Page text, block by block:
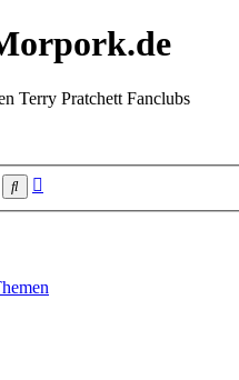
Terry Pratchett Fanclubs
Suche